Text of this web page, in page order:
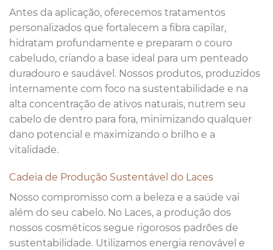
Antes da aplicação, oferecemos tratamentos
personalizados que fortalecem a fibra capilar,
hidratam profundamente e preparam o couro
cabeludo, criando a base ideal para um penteado
duradouro e saudável. Nossos produtos, produzidos
internamente com foco na sustentabilidade e na
alta concentração de ativos naturais, nutrem seu
cabelo de dentro para fora, minimizando qualquer
dano potencial e maximizando o brilho e a
vitalidade.
Cadeia de Produção Sustentável do Laces
Nosso compromisso com a beleza e a saúde vai
além do seu cabelo. No Laces, a produção dos
nossos cosméticos segue rigorosos padrões de
sustentabilidade. Utilizamos energia renovável e